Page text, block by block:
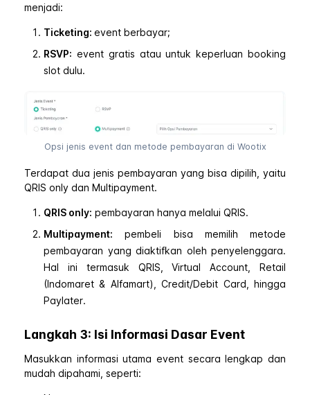
menjadi:
Ticketing: event berbayar;
RSVP: event gratis atau untuk keperluan booking
slot dulu.
Opsi jenis event dan metode pembayaran di Wootix
Terdapat dua jenis pembayaran yang bisa dipilih, yaitu
QRIS only dan Multipayment.
QRIS only: pembayaran hanya melalui QRIS.
Multipayment: pembeli bisa memilih metode
pembayaran yang diaktifkan oleh penyelenggara.
Hal ini termasuk QRIS, Virtual Account, Retail
(Indomaret & Alfamart), Credit/Debit Card, hingga
Paylater.
Langkah 3: Isi Informasi Dasar Event
Masukkan informasi utama event secara lengkap dan
mudah dipahami, seperti: